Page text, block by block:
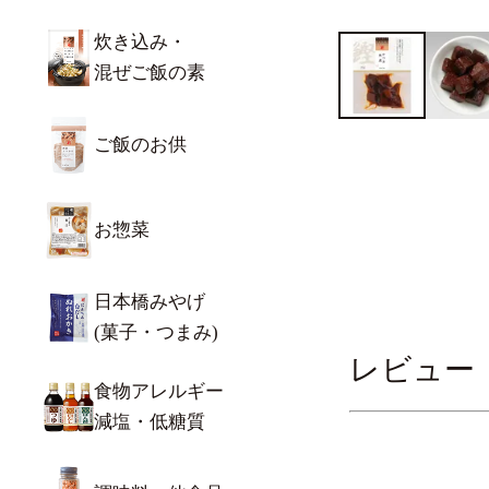
炊き込み・
混ぜご飯の素
ご飯のお供
お惣菜
日本橋みやげ
(菓子・つまみ)
食物アレルギー
減塩・低糖質
レビュー